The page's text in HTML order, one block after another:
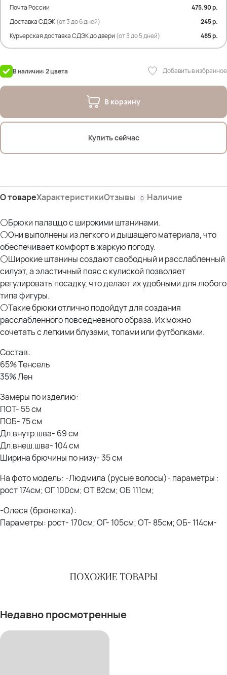
ПОТ- 55 см
ПОБ- 75 см
Ширина брючины по низу- 35 см
На фото модель:
-Людмила (русые волосы)- параметры : рост 174см; ОГ 100см; ОТ 82см;
Почта России
475.90 р.
Доставка СДЭК(от 3 до 6 дней)
245 р.
Курьерская доставка СДЭК до двери (от 3 до 5 дней) 485 р.
В наличии: 2 цвета Добавить в избранное
В корзину
Купить сейчас
О товареХарактеристикиОтзывы 0 Наличие
⚪Брюки палаццо с широкими штанинами.
⚪Они выполнены из легкого и дышащего материала, что
обеспечивает комфорт в жаркую погоду.
⚪Широкие штанины создают свободный и расслабленный
силуэт, а эластичный пояс с кулиской позволяет
регулировать посадку, что делает их удобными для любого
типа фигуры.
⚪Такие брюки отлично подойдут для создания
расслабленного повседневного образа. Их можно
сочетать с легкими блузами, топами или футболками.
Состав:
65% Тенсель
35% Лен
Замеры по изделию:
ПОТ- 55 см
ПОБ- 75 см
Дл.внутр.шва- 69 см
Дл.внеш.шва- 104 см
Ширина брючины по низу- 35 см
На фото модель: -Людмила (русые волосы)- параметры :
рост 174см; ОГ 100см; ОТ 82см; ОБ 111см;
-Олеся (брюнетка):
Параметры: рост- 170см; ОГ- 105см; ОТ- 85см; ОБ- 114см-
ПОХОЖИЕ ТОВАРЫ
Недавно просмотренные